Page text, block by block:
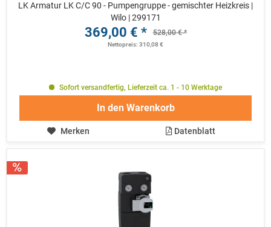
LK Armatur LK C/C 90 - Pumpengruppe - gemischter Heizkreis |
Wilo | 299171
369,00 € * 528,00 € *
Nettopreis: 310,08 €
Sofort versandfertig, Lieferzeit ca. 1 - 10 Werktage
In den Warenkorb
Merken Datenblatt